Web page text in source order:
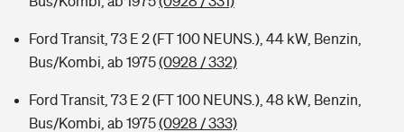
Ford Transit, 73 E 2 (FT 100 NEUNS.), 44 kW, Benzin,
Bus/Kombi, ab 1975(0928 / 332)
Ford Transit, 73 E 2 (FT 100 NEUNS.), 48 kW, Benzin,
Bus/Kombi, ab 1975(0928 / 333)